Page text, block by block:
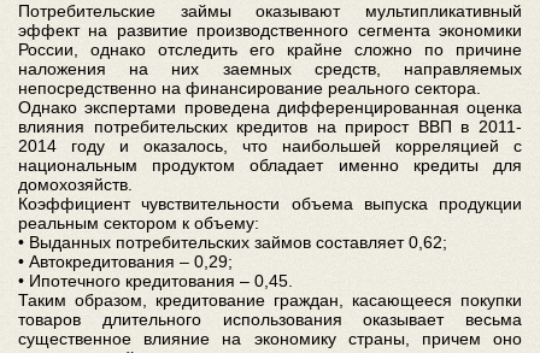
Потребительские займы оказывают мультипликативный
эффект на развитие производственного сегмента экономики
России, однако отследить его крайне сложно по причине
наложения на них заемных средств, направляемых
непосредственно на финансирование реального сектора.
Однако экспертами проведена дифференцированная оценка
влияния потребительских кредитов на прирост ВВП в 2011-
2014 году и оказалось, что наибольшей корреляцией с
национальным продуктом обладает именно кредиты для
домохозяйств.
Коэффициент чувствительности объема выпуска продукции
реальным сектором к объему:
• Выданных потребительских займов составляет 0,62;
• Автокредитования – 0,29;
• Ипотечного кредитования – 0,45.
Таким образом, кредитование граждан, касающееся покупки
товаров длительного использования оказывает весьма
существенное влияние на экономику страны, причем оно